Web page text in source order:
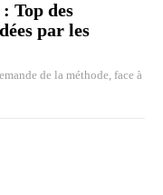
Top des
par les
de la méthode, face à